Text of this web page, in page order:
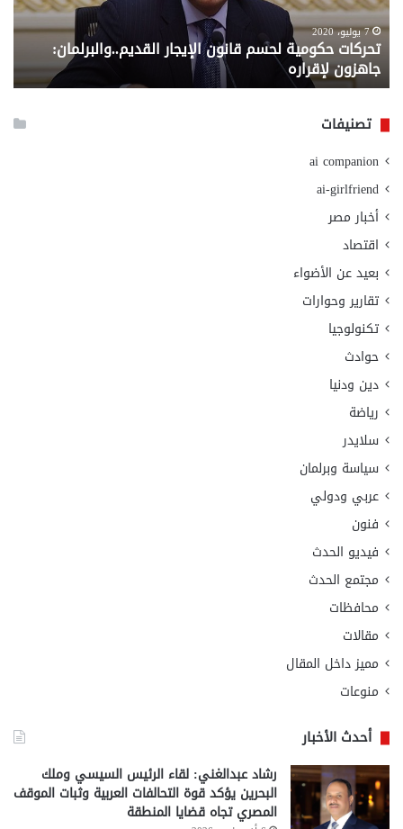
جاهزون
لإقراره
7 يوليو، 2020
تحركات حكومية لحسم قانون الإيجار القديم..والبرلمان:
جاهزون لإقراره
من
تصنيفات
ai companion
ai-girlfriend
أخبار مصر
اقتصاد
بعيد عن الأضواء
تقارير وحوارات
تكنولوجيا
حوادث
دين ودنيا
رياضة
سلايدر
سياسة وبرلمان
عربي ودولي
فنون
فيديو الحدث
مجتمع الحدث
محافظات
مقالات
مميز داخل المقال
منوعات
أحدث الأخبار
رشاد عبدالغني: لقاء الرئيس السيسي وملك
البحرين يؤكد قوة التحالفات العربية وثبات الموقف
المصري تجاه قضايا المنطقة